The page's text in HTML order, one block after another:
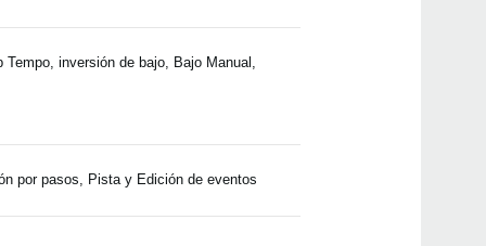
inversión de bajo, Bajo Manual,
por pasos, Pista y Edición de eventos